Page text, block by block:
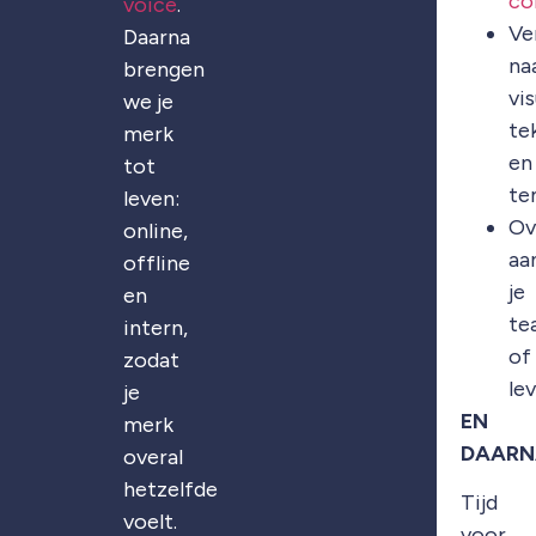
Daarna
brengen
we je
merk
tot
leven:
online,
offline
en
intern,
zodat
je
merk
overal
hetzelfde
voelt.
en
je
of
EN
Tijd